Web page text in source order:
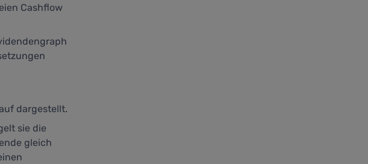
Cashflow
dargestellt.
sie die
gleich